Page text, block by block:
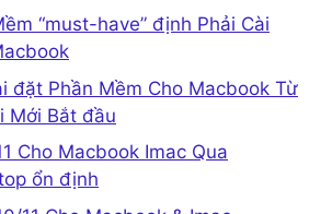
“must-have” định Phải Cài
đặt Phần Mềm Cho Macbook Từ
Mới Bắt đầu
Cho Macbook Imac Qua
ổn định